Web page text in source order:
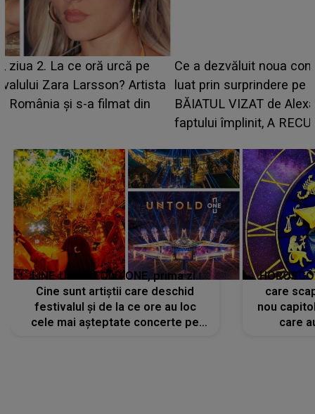
Ce a dezvăluit noua concurentă din "Casa Iubirii" l-a
luat prin surprindere pe Emanuel. CINE ESTE
BĂIATUL VIZAT de Alexandra?! Aflându-se în fața
faptului împlinit, A RECUNOSCUT IMEDIAT: "Am
LINE-UP UNTOLD ONE, prima zi.
Cine sunt artiștii care deschid
festivalul și de la ce ore au loc
cele mai așteptate concerte pe
care
nou
care